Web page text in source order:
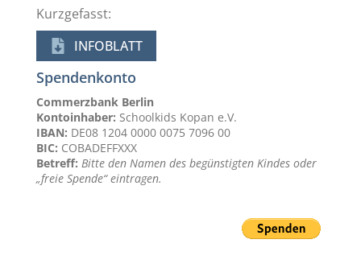
Kurzgefasst:
INFOBLATT
Spendenkonto
Commerzbank Berlin
Kontoinhaber: Schoolkids Kopan e.V.
IBAN: DE08 1204 0000 0075 7096 00
BIC: COBADEFFXXX
Betreff: Bitte den Namen des begünstigten Kindes oder
„freie Spende“ eintragen.